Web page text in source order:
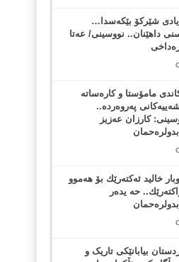
شێرکۆ بێکەسدا…
داهێنان.. نووسینی/ عەتا
مامۆستا و کارەساتە
پەروەردە..
کارزان عەزیز
خالید ئەكتەرێك بۆ هەموو
حه یدەر
بیابانێکی تاریک و